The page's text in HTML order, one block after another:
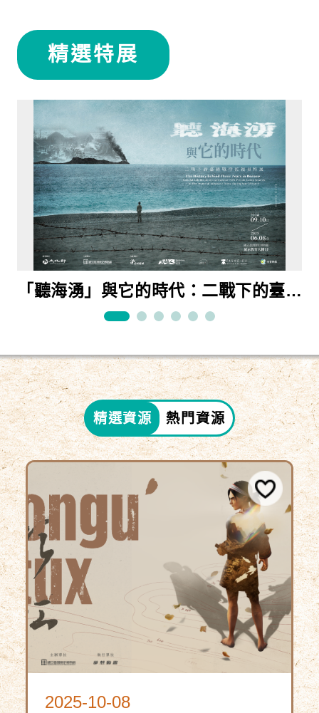
精選特展
「聽海湧」與它的時代：二戰下的臺籍
戰俘監視員特展
當我們望春風：臺灣流行音樂90年特展
快慢之間：臺灣鐵道旅行特展
原民、漢人、官府的交織「物」語：故
宮、臺博、臺史博三館聯展
樂為世界人—臺灣文化協會百年特展
東亞體育世界的臺日運動交流國際展
精選資源 熱門資源
2025-10-08